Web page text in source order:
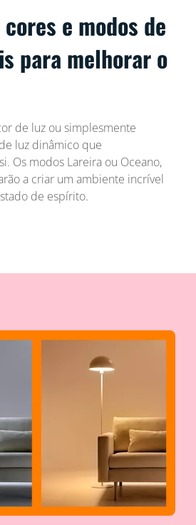
e modos de
para melhorar o
de luz ou simplesmente
luz dinâmico que
Os modos Lareira ou Oceano,
a criar um ambiente incrível
de espírito.